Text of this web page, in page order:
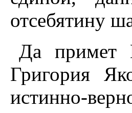
отсебятину
Да примет
Григория
истинно-